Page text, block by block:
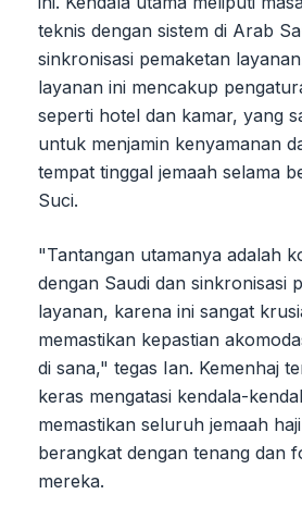
teknis dengan sistem di Arab
sinkronisasi pemaketan
layanan ini mencakup
seperti hotel dan kamar, yang
untuk menjamin kenyamanan
tempat tinggal jemaah selama
Suci.
"Tantangan utamanya adalah
dengan Saudi dan sinkronisasi
layanan, karena ini sangat
memastikan kepastian
di sana," tegas Ian. Kemenhaj
keras mengatasi kendala-
memastikan seluruh jemaah
berangkat dengan tenang dan
mereka.